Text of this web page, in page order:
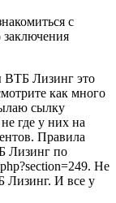
с
ВТБ Лизинг это
как много
сылку
где у них на
Правила
Лизинг по
Не
Лизинг. И все у